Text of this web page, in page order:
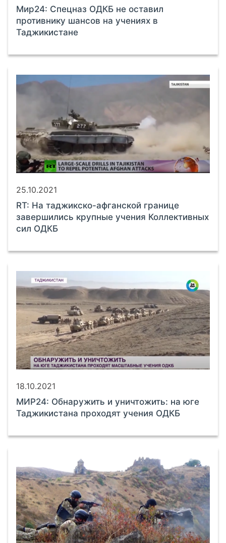
Мир24: Спецназ ОДКБ не оставил
противнику шансов на учениях в
Таджикистане
25.10.2021
RT: На таджикско-афганской границе
завершились крупные учения Коллективных
сил ОДКБ
18.10.2021
МИР24: Обнаружить и уничтожить: на юге
Таджикистана проходят учения ОДКБ